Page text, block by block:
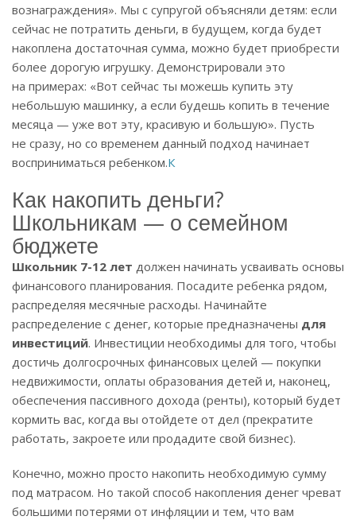
вознаграждения». Мы с супругой объясняли детям: если
сейчас не потратить деньги, в будущем, когда будет
накоплена достаточная сумма, можно будет приобрести
более дорогую игрушку. Демонстрировали это
на примерах: «Вот сейчас ты можешь купить эту
небольшую машинку, а если будешь копить в течение
месяца — уже вот эту, красивую и большую». Пусть
не сразу, но со временем данный подход начинает
восприниматься ребенком.К
Как накопить деньги?
Школьникам — о семейном
бюджете
Школьник 7-12 лет должен начинать усваивать основы
финансового планирования. Посадите ребенка рядом,
распределяя месячные расходы. Начинайте
распределение с денег, которые предназначены для
инвестиций. Инвестиции необходимы для того, чтобы
достичь долгосрочных финансовых целей — покупки
недвижимости, оплаты образования детей и, наконец,
обеспечения пассивного дохода (ренты), который будет
кормить вас, когда вы отойдете от дел (прекратите
работать, закроете или продадите свой бизнес).
Конечно, можно просто накопить необходимую сумму
под матрасом. Но такой способ накопления денег чреват
большими потерями от инфляции и тем, что вам